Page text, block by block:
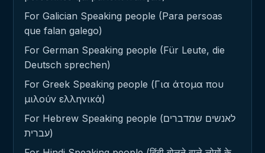
For Galician Speaking people (Para persoas
que falan galego)
For German Speaking people (Für Leute, die
Deutsch sprechen)
For Greek Speaking people (Για άτομα που
μιλούν ελληνικά)
For Hebrew Speaking people (לאנשים שמדברים
עברית)